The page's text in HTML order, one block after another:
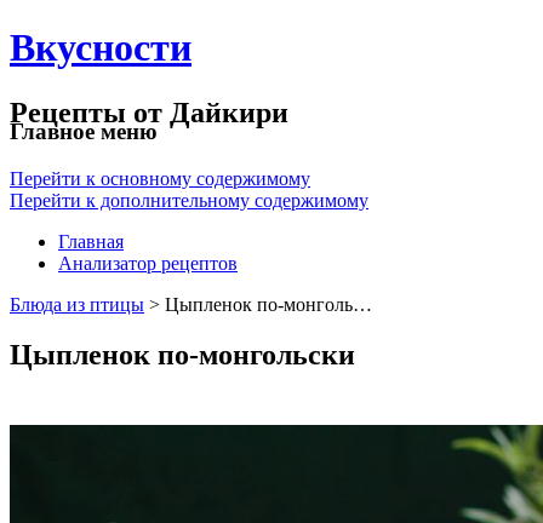
Вкусности
Рецепты от Дайкири
Главное меню
Перейти к основному содержимому
Перейти к дополнительному содержимому
Главная
Анализатор рецептов
Блюда из птицы > Цыпленок по-монголь…
Цыпленок по-монгольски